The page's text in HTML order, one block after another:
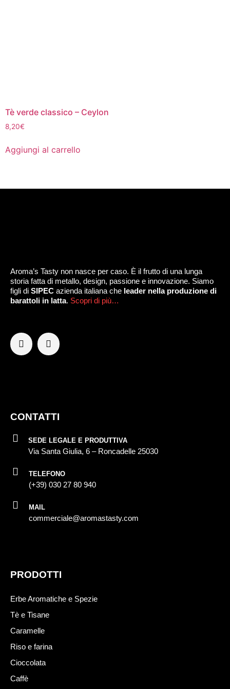
Tè verde classico – Ceylon
8,20€
Aggiungi al carrello
Aroma’s Tasty non nasce per caso. È il frutto di una lunga
storia fatta di metallo, design, passione e innovazione. Siamo
figli di SIPEC azienda italiana che leader nella produzione di
barattoli in latta. Scopri di più…
CONTATTI
SEDE LEGALE E PRODUTTIVA
Via Santa Giulia, 6 – Roncadelle 25030
TELEFONO
(+39) 030 27 80 940
MAIL
commerciale@aromastasty.com
PRODOTTI
Erbe Aromatiche e Spezie
Tè e Tisane
Caramelle
Riso e farina
Cioccolata
Caffè